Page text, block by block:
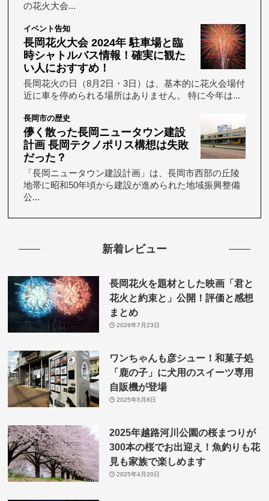
の花火大会...
イベント告知
長岡花火大会 2024年 駐車場と臨
時シャトルバス情報！確実に観た
い人におすすめ！
長岡花火の日（8月2日・3日）は、基本的に花火会場付
近に車を停められる場所はありません。 特に今年は...
長岡市の歴史
儚く散った長岡ニュータウン建設
計画 長岡テクノポリス構想は失敗
だった？
「長岡ニュータウン建設計画」は、長岡市西部の丘陵
地帯に昭和50年頃から建設が進められた地域振興整備
公...
新着レビュー
長岡花火を題材とした映画「君と
花火と約束と」公開！評価と感想
まとめ
2026年7月23日
ワンちゃんも彦シュー！和菓子処
「鹿の子」に犬用のスイーツ専用
自販機が登場
2025年5月8日
2025年越路河川公園の桜まつりが
300本の桜でお出迎え！魚釣りも花
見も家族で楽しめます
2025年4月20日